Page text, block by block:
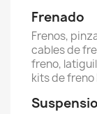
Frenado
Frenos,
cables de
freno,
kits de